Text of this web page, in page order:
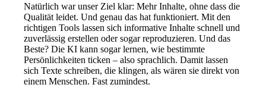
Natürlich war unser Ziel klar: Mehr Inhalte, ohne dass die
Qualität leidet. Und genau das hat funktioniert. Mit den
richtigen Tools lassen sich informative Inhalte schnell und
zuverlässig erstellen oder sogar reproduzieren. Und das
Beste? Die KI kann sogar lernen, wie bestimmte
Persönlichkeiten ticken – also sprachlich. Damit lassen
sich Texte schreiben, die klingen, als wären sie direkt von
einem Menschen. Fast zumindest.